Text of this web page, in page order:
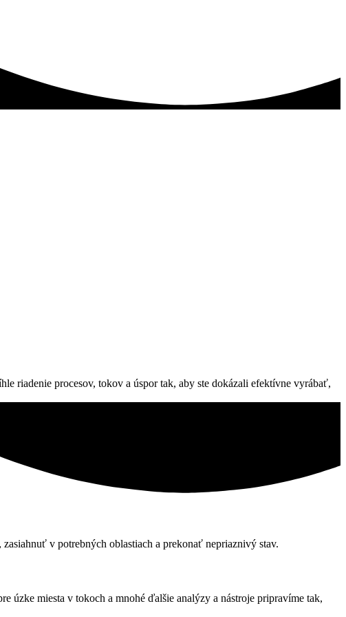
riadenie procesov, tokov a úspor tak, aby ste dokázali efektívne vyrábať,
v potrebných oblastiach a prekonať nepriaznivý stav.
úzke miesta v tokoch a mnohé ďalšie analýzy a nástroje pripravíme tak,